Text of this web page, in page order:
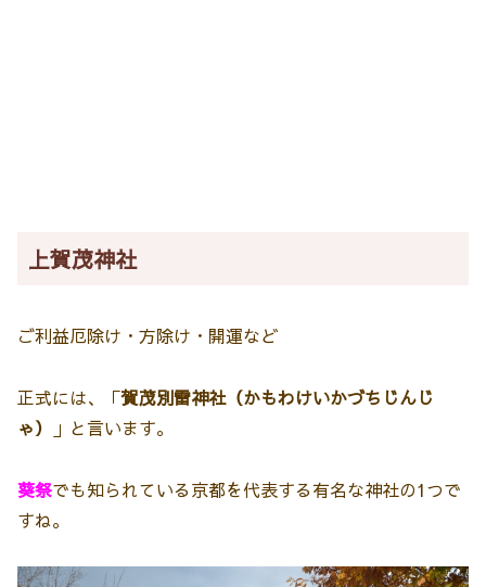
上賀茂神社
ご利益厄除け・方除け・開運など
正式には、「賀茂別雷神社（かもわけいかづちじんじ
ゃ）
」と言います。
葵祭でも知られている京都を代表する有名な神社の1つで
すね。